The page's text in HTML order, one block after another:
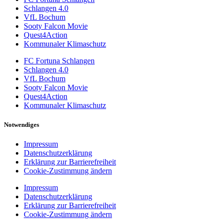
Schlangen 4.0
VfL Bochum
Sooty Falcon Movie
Quest4Action
Kommunaler Klimaschutz
FC Fortuna Schlangen
Schlangen 4.0
VfL Bochum
Sooty Falcon Movie
Quest4Action
Kommunaler Klimaschutz
Notwendiges
Impressum
Datenschutzerklärung
Erklärung zur Barrierefreiheit
Cookie-Zustimmung ändern
Impressum
Datenschutzerklärung
Erklärung zur Barrierefreiheit
Cookie-Zustimmung ändern